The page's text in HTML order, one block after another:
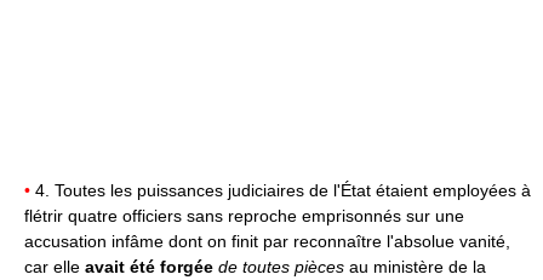
• 4. Toutes les puissances judiciaires de l'État étaient employées à
flétrir quatre officiers sans reproche emprisonnés sur une
accusation infâme dont on finit par reconnaître l'absolue vanité,
car elle avait été forgée de toutes pièces au ministère de la